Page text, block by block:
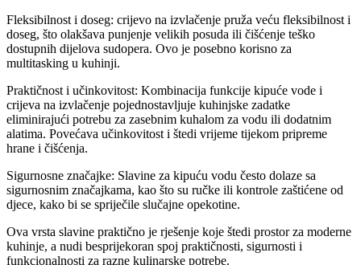
Fleksibilnost i doseg: crijevo na izvlačenje pruža veću fleksibilnost i
doseg, što olakšava punjenje velikih posuda ili čišćenje teško
dostupnih dijelova sudopera. Ovo je posebno korisno za
multitasking u kuhinji.
Praktičnost i učinkovitost: Kombinacija funkcije kipuće vode i
crijeva na izvlačenje pojednostavljuje kuhinjske zadatke
eliminirajući potrebu za zasebnim kuhalom za vodu ili dodatnim
alatima. Povećava učinkovitost i štedi vrijeme tijekom pripreme
hrane i čišćenja.
Sigurnosne značajke: Slavine za kipuću vodu često dolaze sa
sigurnosnim značajkama, kao što su ručke ili kontrole zaštićene od
djece, kako bi se spriječile slučajne opekotine.
Ova vrsta slavine praktično je rješenje koje štedi prostor za moderne
kuhinje, a nudi besprijekoran spoj praktičnosti, sigurnosti i
funkcionalnosti za razne kulinarske potrebe.